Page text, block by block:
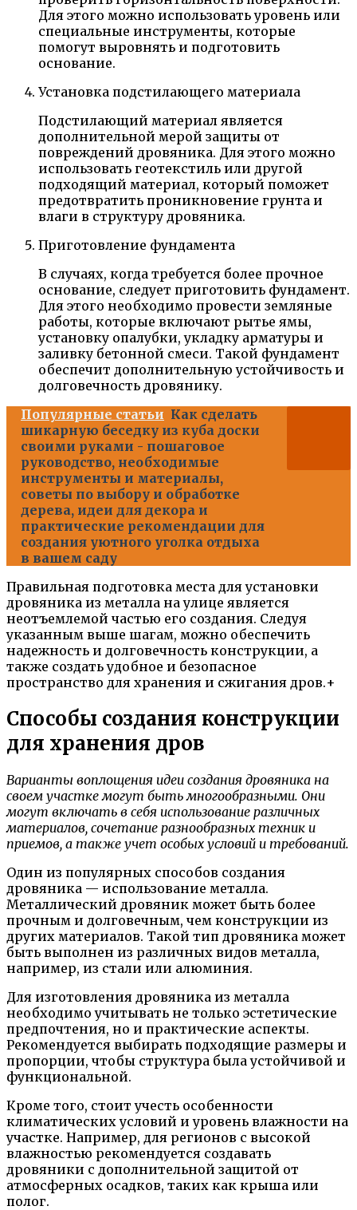
Для этого можно использовать уровень или
специальные инструменты, которые
помогут выровнять и подготовить
основание.
Установка подстилающего материала
Подстилающий материал является
дополнительной мерой защиты от
повреждений дровяника. Для этого можно
использовать геотекстиль или другой
подходящий материал, который поможет
предотвратить проникновение грунта и
влаги в структуру дровяника.
Приготовление фундамента
В случаях, когда требуется более прочное
основание, следует приготовить фундамент.
Для этого необходимо провести земляные
работы, которые включают рытье ямы,
установку опалубки, укладку арматуры и
заливку бетонной смеси. Такой фундамент
обеспечит дополнительную устойчивость и
долговечность дровянику.
Популярные статьи Как сделать
шикарную беседку из куба доски
своими руками - пошаговое
руководство, необходимые
инструменты и материалы,
советы по выбору и обработке
дерева, идеи для декора и
практические рекомендации для
создания уютного уголка отдыха
в вашем саду
Правильная подготовка места для установки
дровяника из металла на улице является
неотъемлемой частью его создания. Следуя
указанным выше шагам, можно обеспечить
надежность и долговечность конструкции, а
также создать удобное и безопасное
пространство для хранения и сжигания дров.+
Способы создания конструкции
для хранения дров
Варианты воплощения идеи создания дровяника на
своем участке могут быть многообразными. Они
могут включать в себя использование различных
материалов, сочетание разнообразных техник и
приемов, а также учет особых условий и требований.
Один из популярных способов создания
дровяника — использование металла.
Металлический дровяник может быть более
прочным и долговечным, чем конструкции из
других материалов. Такой тип дровяника может
быть выполнен из различных видов металла,
например, из стали или алюминия.
Для изготовления дровяника из металла
необходимо учитывать не только эстетические
предпочтения, но и практические аспекты.
Рекомендуется выбирать подходящие размеры и
пропорции, чтобы структура была устойчивой и
функциональной.
Кроме того, стоит учесть особенности
климатических условий и уровень влажности на
участке. Например, для регионов с высокой
влажностью рекомендуется создавать
дровяники с дополнительной защитой от
атмосферных осадков, таких как крыша или
полог.